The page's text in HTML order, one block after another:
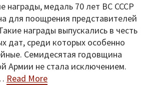
награды, медаль 70 лет ВС СССР
для поощрения представителей
награды выпускались в честь
дат, среди которых особенно
Семидесятая годовщина
Армии не стала исключением.
Read More